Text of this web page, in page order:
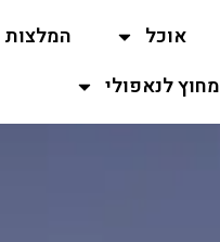
אוכל המלצות
מחוץ לנאפולי